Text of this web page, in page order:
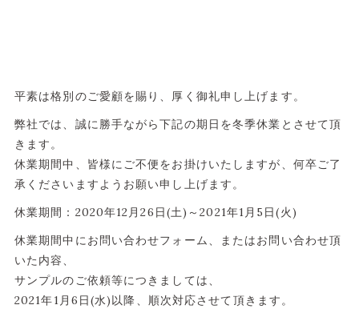
平素は格別のご愛顧を賜り、厚く御礼申し上げます。
弊社では、誠に勝手ながら下記の期日を冬季休業とさせて頂
きます。
休業期間中、皆様にご不便をお掛けいたしますが、何卒ご了
承くださいますようお願い申し上げます。
休業期間：2020年12月26日(土)～2021年1月5日(火)
休業期間中にお問い合わせフォーム、またはお問い合わせ頂
いた内容、
サンプルのご依頼等につきましては、
2021年1月6日(水)以降、順次対応させて頂きます。